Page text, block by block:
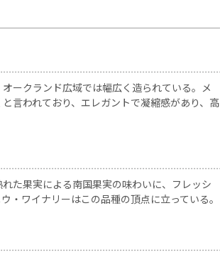
ークランド広域では幅広く造られている。メ
言われており、エレガントで凝縮感があり、高
た果実による南国果実の味わいに、フレッシ
・ワイナリーはこの品種の頂点に立っている。